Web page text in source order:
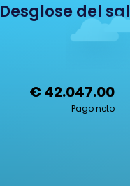
Desglose del
€ 42.047.00
Pago neto